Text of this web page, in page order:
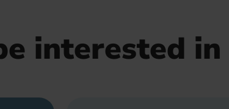
interested in